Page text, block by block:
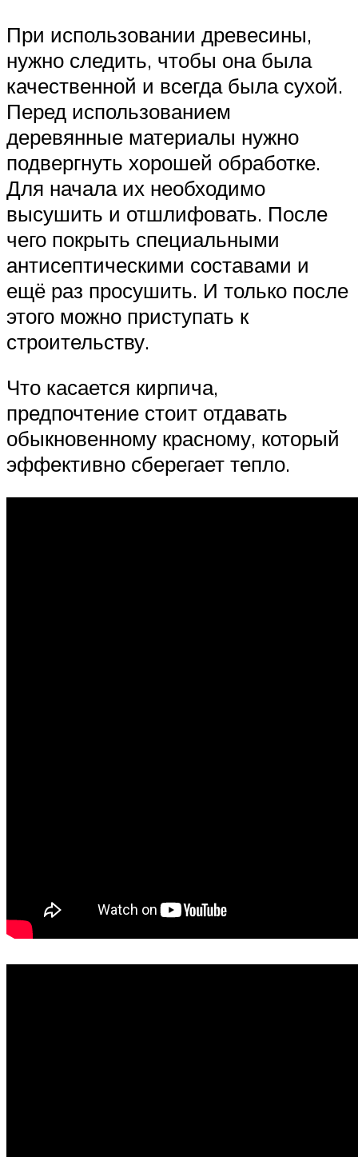
При использовании древесины,
нужно следить, чтобы она была
качественной и всегда была сухой.
Перед использованием
деревянные материалы нужно
подвергнуть хорошей обработке.
Для начала их необходимо
высушить и отшлифовать. После
чего покрыть специальными
антисептическими составами и
ещё раз просушить. И только после
этого можно приступать к
строительству.
Что касается кирпича,
предпочтение стоит отдавать
обыкновенному красному, который
эффективно сберегает тепло.